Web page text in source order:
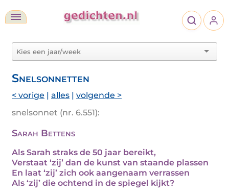
Snelsonnetten
< vorige | alles | volgende >
snelsonnet (nr. 6.551):
Sarah Bettens
Als Sarah straks de 50 jaar bereikt,
Verstaat ‘zij’ dan de kunst van staande plassen
En laat ‘zij’ zich ook aangenaam verrassen
Als ‘zij’ die ochtend in de spiegel kijkt?